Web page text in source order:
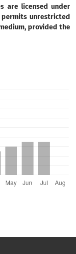
are licensed under
permits unrestricted
provided the